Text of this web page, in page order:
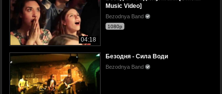
04:18
Music Video]
Bezodnya Band
1080p
Безодня - Сила Води
Bezodnya Band